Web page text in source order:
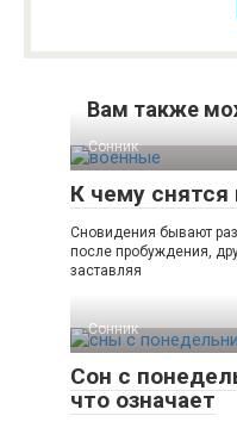
Вам также
Сонник
К чему
Сновидения бывают
после пробуждения,
заставляя
Сонник
Сон с
что означает